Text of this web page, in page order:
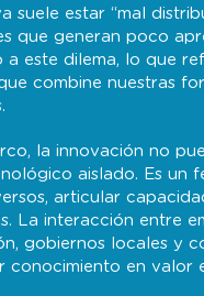
suele estar “mal
que generan poco
a este dilema, lo que
combine nuestras
la innovación no
aislado. Es un
articular
La interacción entre
gobiernos locales y
conocimiento en valor